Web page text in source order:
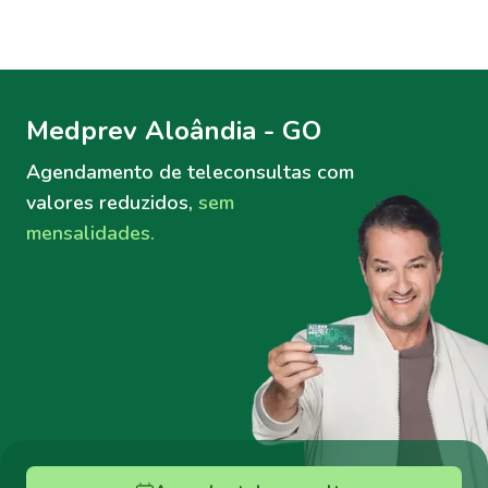
Medprev Aloândia - GO
Agendamento de teleconsultas com
valores reduzidos, sem
mensalidades.